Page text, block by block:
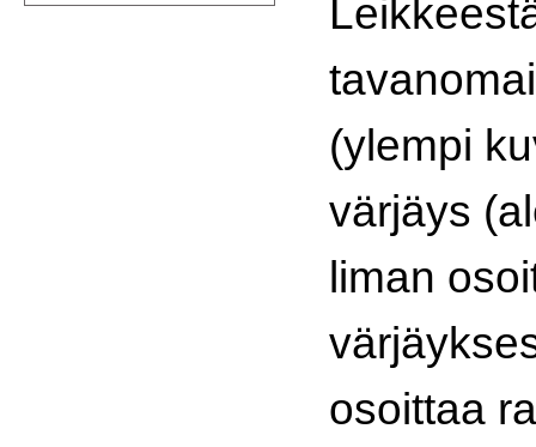
(ylempi
värjäys
liman
osoittaa